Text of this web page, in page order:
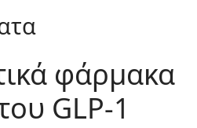
φάρμακα
GLP-1